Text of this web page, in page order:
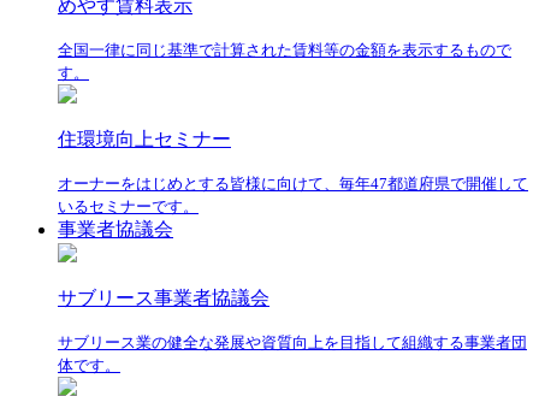
めやす賃料表示
全国一律に同じ基準で計算された賃料等の金額を表示するもので
す。
住環境向上セミナー
オーナーをはじめとする皆様に向けて、毎年47都道府県で開催して
いるセミナーです。
事業者協議会
サブリース事業者協議会
サブリース業の健全な発展や資質向上を目指して組織する事業者団
体です。